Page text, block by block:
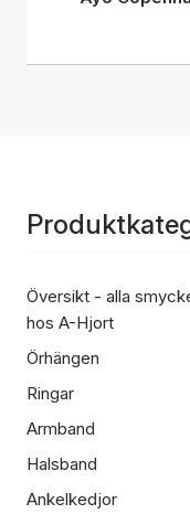
Översikt - alla
hos A-Hjort
Örhängen
Ringar
Armband
Halsband
Ankelkedjor